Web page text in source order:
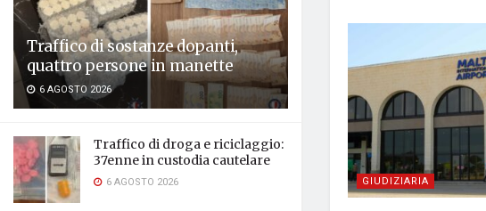
Traffico di sostanze dopanti,
quattro persone in manette
6 AGOSTO 2026
Traffico di droga e riciclaggio:
37enne in custodia cautelare
6 AGOSTO 2026 GIUDIZIARIA